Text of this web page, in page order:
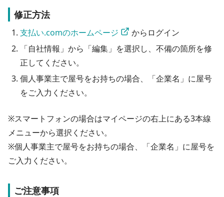
修正方法
支払い.comのホームページ
からログイン
「自社情報」から「編集」を選択し、不備の箇所を修
正してください。
個人事業主で屋号をお持ちの場合、「企業名」に屋号
をご入力ください。
※スマートフォンの場合はマイページの右上にある3本線
メニューから選択ください。
※個人事業主で屋号をお持ちの場合、「企業名」に屋号を
ご入力ください。
ご注意事項